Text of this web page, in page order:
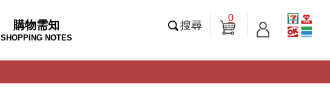
購物需知
SHOPPING NOTES
搜尋
0